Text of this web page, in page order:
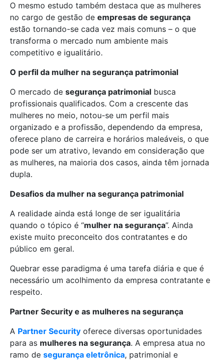
O mesmo estudo também destaca que as mulheres
no cargo de gestão de empresas de segurança
estão tornando-se cada vez mais comuns – o que
transforma o mercado num ambiente mais
competitivo e igualitário.
O perfil da mulher na segurança patrimonial
O mercado de segurança patrimonial busca
profissionais qualificados. Com a crescente das
mulheres no meio, notou-se um perfil mais
organizado e a profissão, dependendo da empresa,
oferece plano de carreira e horários maleáveis, o que
pode ser um atrativo, levando em consideração que
as mulheres, na maioria dos casos, ainda têm jornada
dupla.
Desafios da mulher na segurança patrimonial
A realidade ainda está longe de ser igualitária
quando o tópico é “mulher na segurança”. Ainda
existe muito preconceito dos contratantes e do
público em geral.
Quebrar esse paradigma é uma tarefa diária e que é
necessário um acolhimento da empresa contratante e
respeito.
Partner Security e as mulheres na segurança
A Partner Security oferece diversas oportunidades
para as mulheres na segurança. A empresa atua no
ramo de segurança eletrônica, patrimonial e